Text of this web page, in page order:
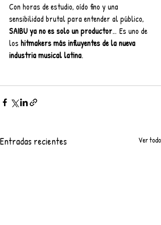
Con horas de estudio, oído fino y una
sensibilidad brutal para entender al público,
SAIBU ya no es solo un productor… Es uno de
los hitmakers más influyentes de la nueva
industria musical latina.
Entradas recientes Ver todo